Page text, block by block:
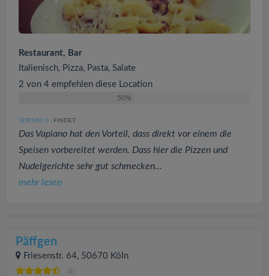
Restaurant, Bar
Italienisch, Pizza, Pasta, Salate
2 von 4 empfehlen diese Location
50%
SEBITJ80 (9 ) FINDET:
Das Vapiano hat den Vorteil, dass direkt vor einem die
Speisen vorbereitet werden. Dass hier die Pizzen und
Nudelgerichte sehr gut schmecken...
mehr lesen
Päffgen
Friesenstr. 64, 50670 Köln
(4)